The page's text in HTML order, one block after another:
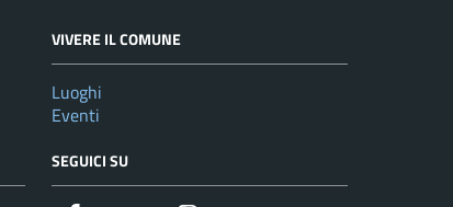
VIVERE IL COMUNE
Luoghi
Eventi
SEGUICI SU